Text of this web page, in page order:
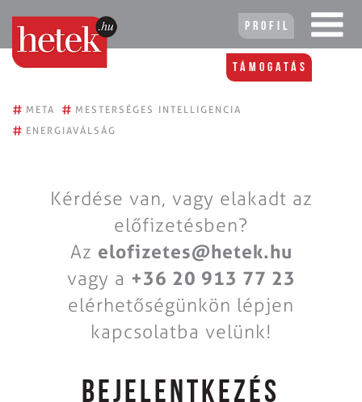
Profil
Támogatás
# META # MESTERSÉGES INTELLIGENCIA
# ENERGIAVÁLSÁG
Kérdése van, vagy elakadt az
előfizetésben?
Az elofizetes@hetek.hu
vagy a +36 20 913 77 23
elérhetőségünkön lépjen
kapcsolatba velünk!
BEJELENTKEZÉS